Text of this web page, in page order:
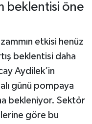
beklentisi öne
etkisi henüz
beklentisi daha
Aydilek’in
günü pompaya
bekleniyor. Sektör
göre bu